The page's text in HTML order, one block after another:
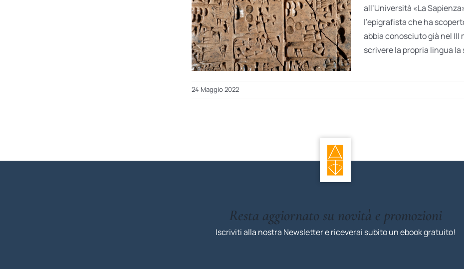
all’Università «La
l’epigrafista che ha
abbia conosciuto già nel III
scrivere la propria lingua
24 Maggio 2022
Resta aggiornato su novità e promozioni
Iscriviti alla nostra Newsletter e riceverai subito un ebook gratuito!